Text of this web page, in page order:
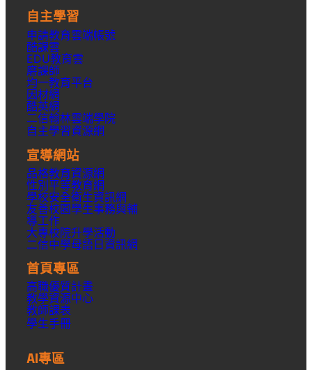
自主學習
申請教育雲端帳號
酷課雲
EDU教育雲
磨課師
均一教育平台
因材網
酷英網
二信翰林雲端學院
自主學習資源網
宣導網站
品格教育資源網
性別平等教育網
學校安全衛生資訊網
友善校園學生事務與輔
導工作
大專校院升學活動
二信中學母語日資訊網
首頁專區
高職優質計畫
教學資源中心
教師課表
學生手冊
AI專區